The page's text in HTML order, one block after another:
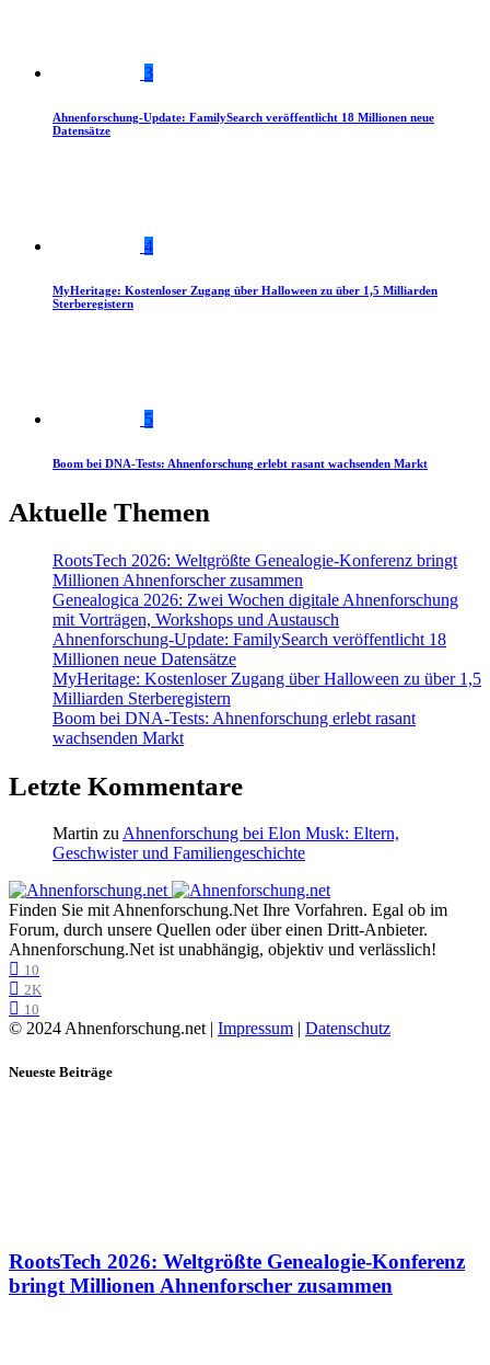
3
Ahnenforschung-Update: FamilySearch veröffentlicht 18 Millionen neue
Datensätze
4
MyHeritage: Kostenloser Zugang über Halloween zu über 1,5 Milliarden
Sterberegistern
5
Boom bei DNA-Tests: Ahnenforschung erlebt rasant wachsenden Markt
Aktuelle Themen
RootsTech 2026: Weltgrößte Genealogie-Konferenz bringt
Millionen Ahnenforscher zusammen
Genealogica 2026: Zwei Wochen digitale Ahnenforschung
mit Vorträgen, Workshops und Austausch
Ahnenforschung-Update: FamilySearch veröffentlicht 18
Millionen neue Datensätze
MyHeritage: Kostenloser Zugang über Halloween zu über 1,5
Milliarden Sterberegistern
Boom bei DNA-Tests: Ahnenforschung erlebt rasant
wachsenden Markt
Letzte Kommentare
Martin zu Ahnenforschung bei Elon Musk: Eltern,
Geschwister und Familiengeschichte
Finden Sie mit Ahnenforschung.Net Ihre Vorfahren. Egal ob im
Forum, durch unsere Quellen oder über einen Dritt-Anbieter.
Ahnenforschung.Net ist unabhängig, objektiv und verlässlich!
10
2K
10
© 2024 Ahnenforschung.net | Impressum | Datenschutz
Neueste Beiträge
RootsTech 2026: Weltgrößte Genealogie-Konferenz
bringt Millionen Ahnenforscher zusammen